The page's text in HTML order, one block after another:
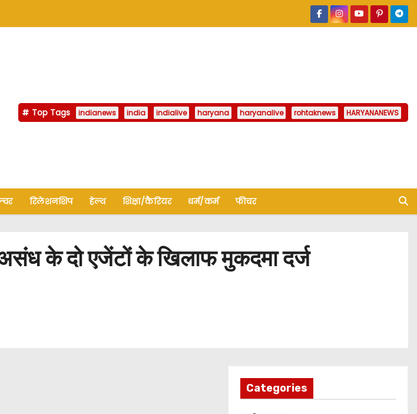
Top Tags indianews india indialive haryana haryanalive rohtaknews HARYANANEWS
रिलेशनशिप हेल्थ शिक्षा/कैरियर धर्म/कर्म फीचर
के दो एजेंटों के खिलाफ मुकदमा दर्ज
Categories